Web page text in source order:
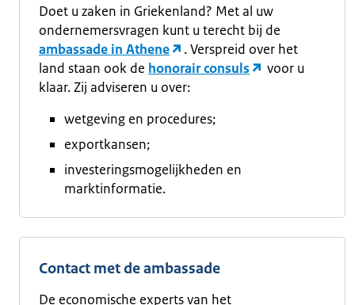
Doet u zaken in Griekenland? Met al uw
ondernemersvragen kunt u terecht bij de
ambassade in Athene
. Verspreid over het
land staan ook de honorair consuls
voor u
klaar. Zij adviseren u over:
wetgeving en procedures;
exportkansen;
investeringsmogelijkheden en
marktinformatie.
Contact met de ambassade
De economische experts van het